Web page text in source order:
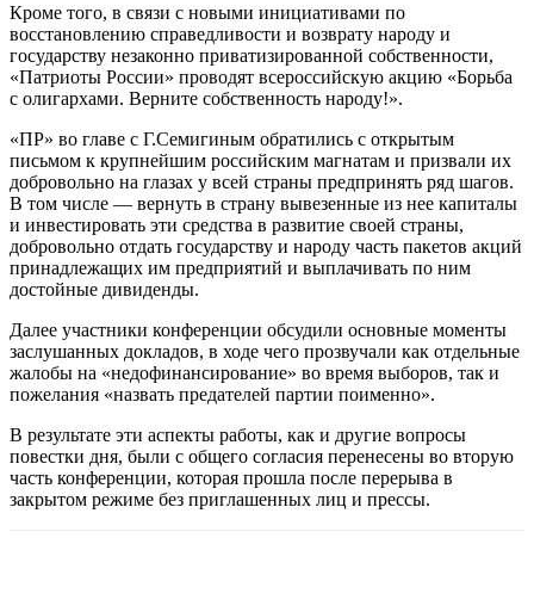
Кроме того, в связи с новыми инициативами по
восстановлению справедливости и возврату народу и
государству незаконно приватизированной собственности,
«Патриоты России» проводят всероссийскую акцию «Борьба
с олигархами. Верните собственность народу!».
«ПР» во главе с Г.Семигиным обратились с открытым
письмом к крупнейшим российским магнатам и призвали их
добровольно на глазах у всей страны предпринять ряд шагов.
В том числе — вернуть в страну вывезенные из нее капиталы
и инвестировать эти средства в развитие своей страны,
добровольно отдать государству и народу часть пакетов акций
принадлежащих им предприятий и выплачивать по ним
достойные дивиденды.
Далее участники конференции обсудили основные моменты
заслушанных докладов, в ходе чего прозвучали как отдельные
жалобы на «недофинансирование» во время выборов, так и
пожелания «назвать предателей партии поименно».
В результате эти аспекты работы, как и другие вопросы
повестки дня, были с общего согласия перенесены во вторую
часть конференции, которая прошла после перерыва в
закрытом режиме без приглашенных лиц и прессы.